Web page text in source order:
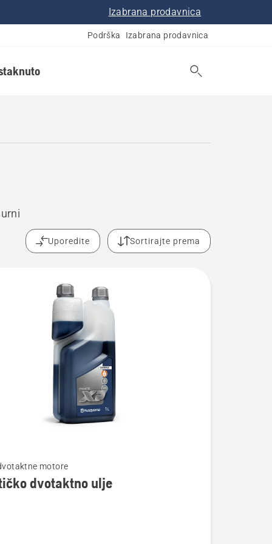
Izabrana prodavnica
Podrška Izabrana prodavnica
Uporedite Sortirajte prema
motore
dvotaktno ulje